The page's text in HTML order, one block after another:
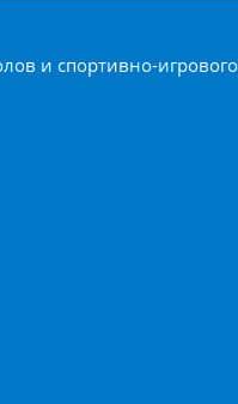
и спортивно-